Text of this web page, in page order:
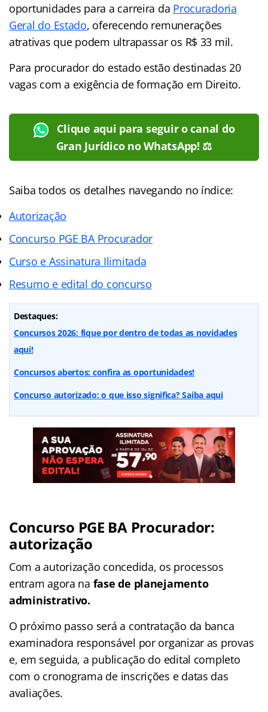
oportunidades para a carreira da Procuradoria
Geral do Estado, oferecendo remunerações
atrativas que podem ultrapassar os R$ 33 mil.
Para procurador do estado estão destinadas 20
vagas com a exigência de formação em Direito.
Clique aqui para seguir o canal do
Gran Jurídico no WhatsApp! ⚖️
Saiba todos os detalhes navegando no índice:
Autorização
Concurso PGE BA Procurador
Curso e Assinatura Ilimitada
Resumo e edital do concurso
Destaques:
Concursos 2026: fique por dentro de todas as novidades
aqui!
Concursos abertos: confira as oportunidades!
Concurso autorizado: o que isso significa? Saiba aqui
Concurso PGE BA Procurador:
autorização
Com a autorização concedida, os processos
entram agora na fase de planejamento
administrativo.
O próximo passo será a contratação da banca
examinadora responsável por organizar as provas
e, em seguida, a publicação do edital completo
com o cronograma de inscrições e datas das
avaliações.